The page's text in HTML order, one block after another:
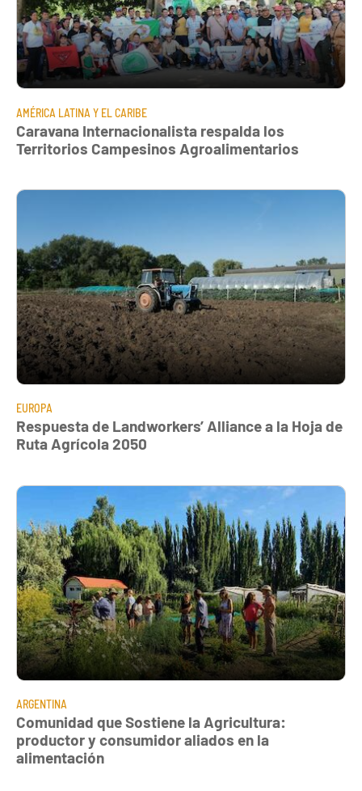
AMÉRICA LATINA Y EL CARIBE
Caravana Internacionalista respalda los
Territorios Campesinos Agroalimentarios
EUROPA
Respuesta de Landworkers’ Alliance a la Hoja de
Ruta Agrícola 2050
ARGENTINA
Comunidad que Sostiene la Agricultura:
productor y consumidor aliados en la
alimentación